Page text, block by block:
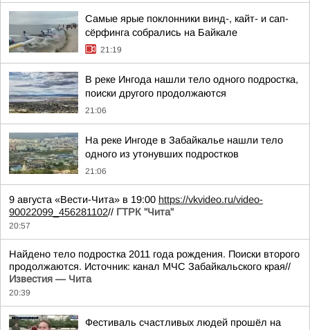
Самые ярые поклонники винд-, кайт- и сап-
сёрфинга собрались на Байкале
21:19
В реке Ингода нашли тело одного подростка,
поиски другого продолжаются
21:06
На реке Ингоде в Забайкалье нашли тело
одного из утонувших подростков
21:06
9 августа «Вести-Чита» в 19:00 https://vkvideo.ru/video-
90022099_456281102// ГТРК "Чита"
20:57
Найдено тело подростка 2011 года рождения. Поиски второго
продолжаются. Источник: канал МЧС Забайкальского края//
Известия — Чита
20:39
Фестиваль счастливых людей прошёл на